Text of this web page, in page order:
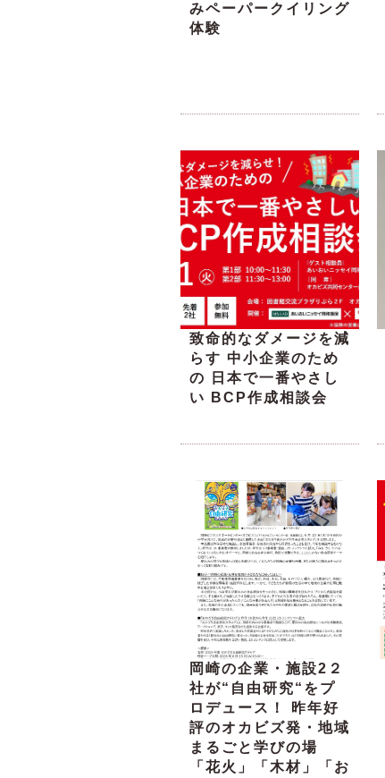
みペーパークイリング
体験
致命的なダメージを減
らす 中小企業のため
の 日本で一番やさし
い BCP作成相談会
岡崎の企業・施設2２
社が“自由研究“をプ
ロデュース！ 昨年好
評のオカビズ発・地域
まるごと学びの場
「花火」「木材」「お